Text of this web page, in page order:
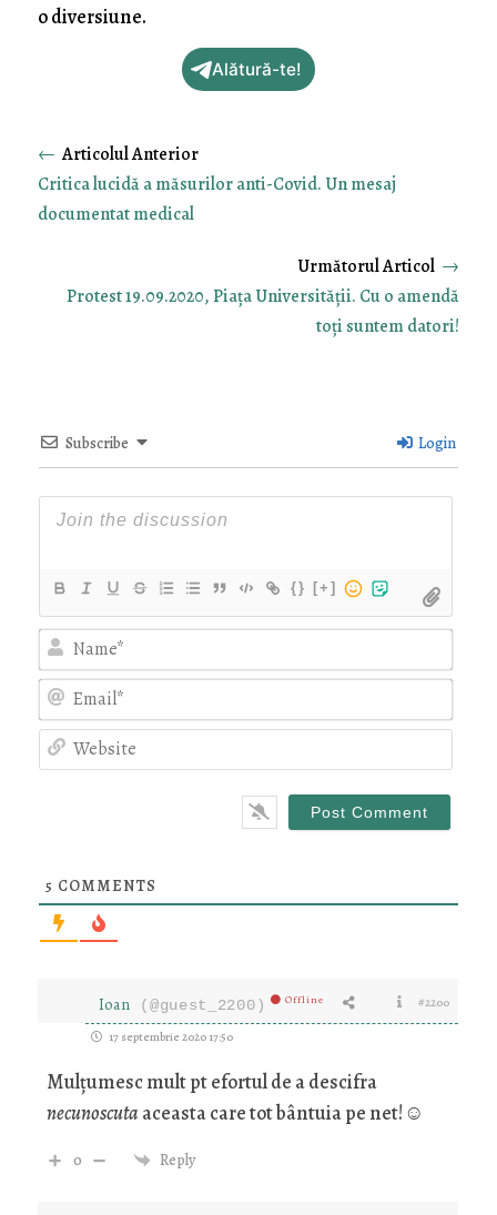
o diversiune.
Alătură-te!
←
Critica lucidă a măsurilor anti-Covid. Un mesaj
documentat medical
Protest 19.09.2020, Piaţa Universităţii. Cu o amendă
toţi suntem datori!
→
Subscribe Login
{} [+]
5 COMMENTS
Ioan (@guest_2200) Offline #2200
17 septembrie 2020 17:50
Mulțumesc mult pt efortul de a descifra
necunoscuta aceasta care tot bântuia pe net!☺️
0 Reply